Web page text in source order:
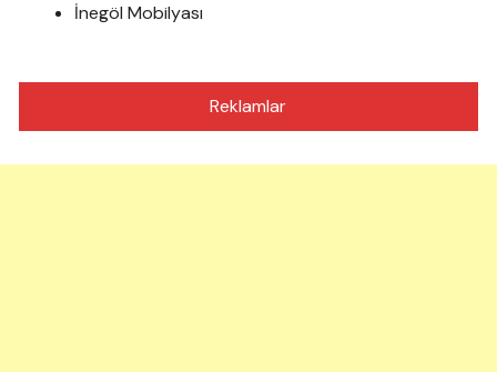
İnegöl Mobilyası
Reklamlar